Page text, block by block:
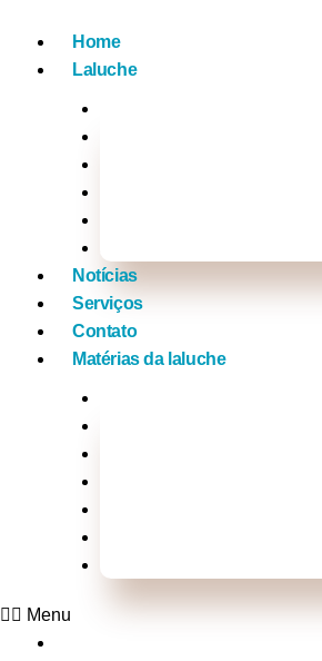
Home
Laluche
Notícias
Serviços
Contato
Matérias da laluche
Menu